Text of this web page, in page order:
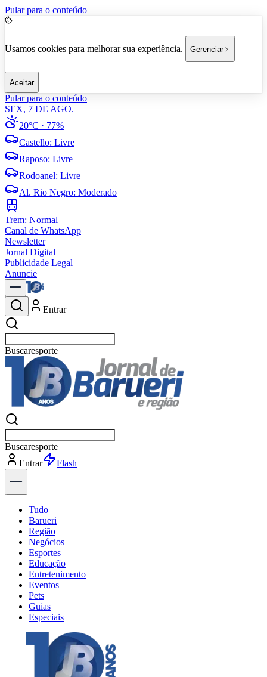
Pular para o conteúdo
Usamos cookies para melhorar sua experiência. Gerenciar
Aceitar
Pular para o conteúdo
SEX, 7 DE AGO.
20°C · 77%
Castello: Livre
Raposo: Livre
Rodoanel: Livre
Al. Rio Negro: Moderado
Trem: Normal
Canal de WhatsApp
Newsletter
Jornal Digital
Publicidade Legal
Anuncie
Entrar
Buscarn
Buscarn
Entrar
Explorar
Tudo
Barueri
Região
Negócios
Esportes
Educação
Entretenimento
Eventos
Pets
Guias
Especiais
Explore Tudo
Últimas Notícias
Previsão do Tempo
Trânsito e Rotas